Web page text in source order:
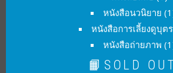
หนังสือนวนิยาย
หนังสือการเลี้ยงดูบุตร
หนังสือถ่ายภาพ
📙SOLD